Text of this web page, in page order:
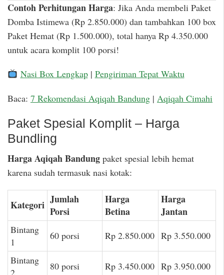
Contoh Perhitungan Harga: Jika Anda membeli Paket
Domba Istimewa (Rp 2.850.000) dan tambahkan 100 box
Paket Hemat (Rp 1.500.000), total hanya Rp 4.350.000
untuk acara komplit 100 porsi!
Nasi Box Lengkap| Pengiriman Tepat Waktu
Baca: 7 Rekomendasi Aqiqah Bandung | Aqiqah Cimahi
Paket Spesial Komplit – Harga
Bundling
Harga Aqiqah Bandung paket spesial lebih hemat
karena sudah termasuk nasi kotak:
Kategori Jumlah
Porsi
Harga
Betina
Harga
Jantan
Bintang
1
60 porsi Rp 2.850.000 Rp 3.550.000
Bintang
2
80 porsi Rp 3.450.000 Rp 3.950.000